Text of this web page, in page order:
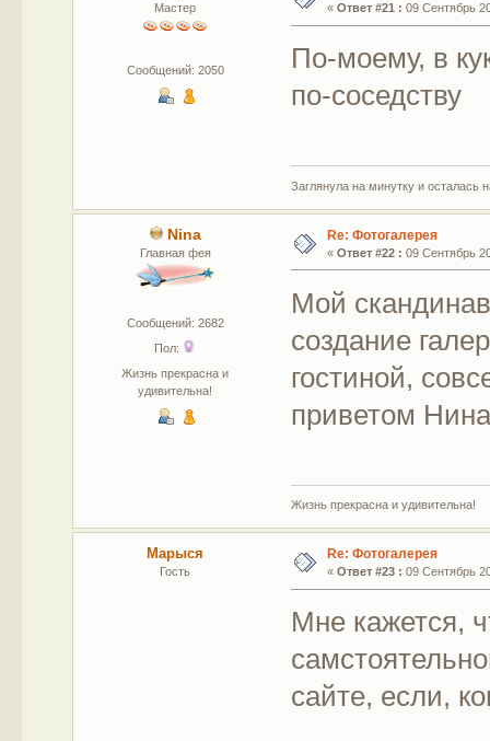
Мастер
Сообщений: 2050
« Ответ #21 : 09 Сентябрь
По-моему, в
по-соседству
Заглянула на минутку и осталась
Nina
Главная фея
Сообщений: 2682
Пол:
Жизнь прекрасна и
удивительна!
Re: Фотогалерея
« Ответ #22 : 09 Сентябрь
Мой
создание
гостиной,
приветом
Жизнь прекрасна и удивительна!
Марыся
Гость
Re: Фотогалерея
« Ответ #23 : 09 Сентябрь
Мне кажется,
сайте, если,